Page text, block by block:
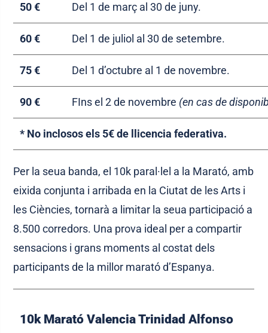
50 € Del 1 de març al 30 de juny.
60 € Del 1 de juliol al 30 de setembre.
75 € Del 1 d’octubre al 1 de novembre.
90 € FIns el 2 de novembre (en cas de
* No inclosos els 5€ de llicencia federativa.
Per la seua banda, el 10k paral·lel a la Marató, amb
eixida conjunta i arribada en la Ciutat de les Arts i
les Ciències, tornarà a limitar la seua participació a
8.500 corredors. Una prova ideal per a compartir
sensacions i grans moments al costat dels
participants de la millor marató d’Espanya.
10kMarató Valencia Trinidad Alfonso